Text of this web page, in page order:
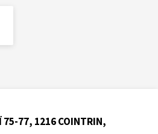
75-77, 1216 COINTRIN,